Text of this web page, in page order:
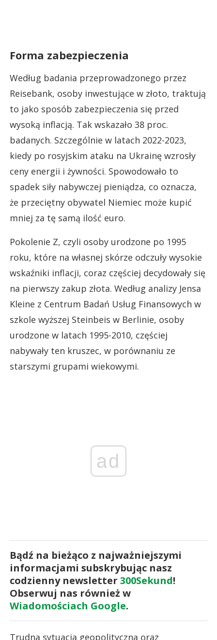
Forma zabezpieczenia
Według badania przeprowadzonego przez
Reisebank, osoby inwestujące w złoto, traktują
to jako sposób zabezpieczenia się przed
wysoką inflacją. Tak wskazało 38 proc.
badanych. Szczególnie w latach 2022-2023,
kiedy po rosyjskim ataku na Ukrainę wzrosły
ceny energii i żywności. Spowodowało to
spadek siły nabywczej pieniądza, co oznacza,
że przeciętny obywatel Niemiec może kupić
mniej za tę samą ilość euro.
Pokolenie Z, czyli osoby urodzone po 1995
roku, które na własnej skórze odczuły wysokie
wskaźniki inflacji, coraz częściej decydowały się
na pierwszy zakup złota. Według analizy Jensa
Kleine z Centrum Badań Usług Finansowych w
szkole wyższej Steinbeis w Berlinie, osoby
urodzone w latach 1995-2010, częściej
nabywały ten kruszec, w porównaniu ze
starszymi grupami wiekowymi.
ad
Bądź na bieżąco z najważniejszymi
informacjami subskrybując nasz
codzienny newsletter 300Sekund!
Obserwuj nas również w
Wiadomościach Google.
Trudna sytuacja geopolityczna oraz